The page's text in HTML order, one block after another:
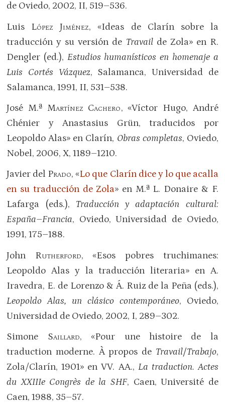
de Oviedo, 2002, II, 519–536.
Luis López Jiménez, «Ideas de Clarín sobre la
traducción y su versión de Travail de Zola» en R.
Dengler (ed.), Estudios humanísticos en homenaje a
Luis Cortés Vázquez, Salamanca, Universidad de
Salamanca, 1991, II, 531–538.
José M.ª Martínez Cachero, «Víctor Hugo, André
Chénier y Anastasius Grün, traducidos por
Leopoldo Alas» en Clarín, Obras completas, Oviedo,
Nobel, 2006, X, 1189–1210.
Javier del Prado, «Lo que Clarín dice y lo que acalla
en su traducción de Zola» en M.ª L. Donaire & F.
Lafarga (eds.), Traducción y adaptación cultural:
España–Francia, Oviedo, Universidad de Oviedo,
1991, 175–188.
John Rutherford, «Esos pobres truchimanes:
Leopoldo Alas y la traducción literaria» en A.
Iravedra, E. de Lorenzo & Á. Ruiz de la Peña (eds.),
Leopoldo Alas, un clásico contemporáneo, Oviedo,
Universidad de Oviedo, 2002, I, 289–302.
Simone Saillard, «Pour une histoire de la
traduction moderne. À propos de Travail/Trabajo,
Zola/Clarín, 1901» en VV. AA., La traduction. Actes
du XXIIIe Congrès de la SHF, Caen, Université de
Caen, 1988, 35–57.